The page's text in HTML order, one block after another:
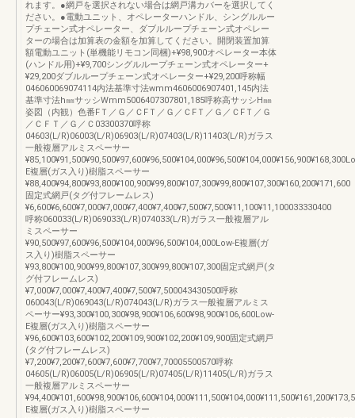
れます。●網戸を選択されない場合は網戸溝カバーを選択してく
ださい。●電動ユニット、オペレーターハンドル、シングルルー
プチェーン式オペレーター、ダブルループチェーン式オペレー
ターの場合は加算表の金額を加算してください。開閉装置加算
額電動ユニット(単機能リモコン同梱)+¥98,900オペレーター本体
(ハンドル用)+¥9,700シングルループチェーン式オペレーター+
¥29,200ダブルループチェーン式オペレーター+¥29,200呼称幅
046060069074114内法基準寸法wmm4606006907401,145内法
基準寸法h㎜サッシWmm5006407307801,185呼称高サッシH㎜
姿図（内観）色番FＴ／Ｇ／ＣFＴ／Ｇ／ＣFＴ／Ｇ／ＣFＴ／Ｇ
／ＣＦＴ／Ｇ／Ｃ03300370呼称
04603(L/R)06003(L/R)06903(L/R)07403(L/R)11403(L/R)ガラス
一般複層アルミスペーサー
E複層(ガス入り)樹脂スペーサー
¥88,400¥94,800¥93,800¥100,900¥99,800¥107,300¥99,800¥107,300¥160,200¥171,600
固定式網戸(タグ付フレームレス)
¥6,600¥6,600¥7,000¥7,000¥7,400¥7,400¥7,500¥7,500¥11,100¥11,100033330400
呼称060033(L/R)069033(L/R)074033(L/R)ガラス一般複層アル
ミスペーサー
¥90,500¥97,600¥96,500¥104,000¥96,500¥104,000Low-E複層(ガ
ス入り)樹脂スペーサー
¥93,800¥100,900¥99,800¥107,300¥99,800¥107,300固定式網戸(タ
グ付フレームレス)
¥7,000¥7,000¥7,400¥7,400¥7,500¥7,500043430500呼称
060043(L/R)069043(L/R)074043(L/R)ガラス一般複層アルミス
ペーサー¥93,300¥100,300¥98,900¥106,600¥98,900¥106,600Low-
E複層(ガス入り)樹脂スペーサー
¥96,600¥103,600¥102,200¥109,900¥102,200¥109,900固定式網戸
(タグ付フレームレス)
¥7,200¥7,200¥7,600¥7,600¥7,700¥7,70005500570呼称
04605(L/R)06005(L/R)06905(L/R)07405(L/R)11405(L/R)ガラス
一般複層アルミスペーサー
E複層(ガス入り)樹脂スペーサー